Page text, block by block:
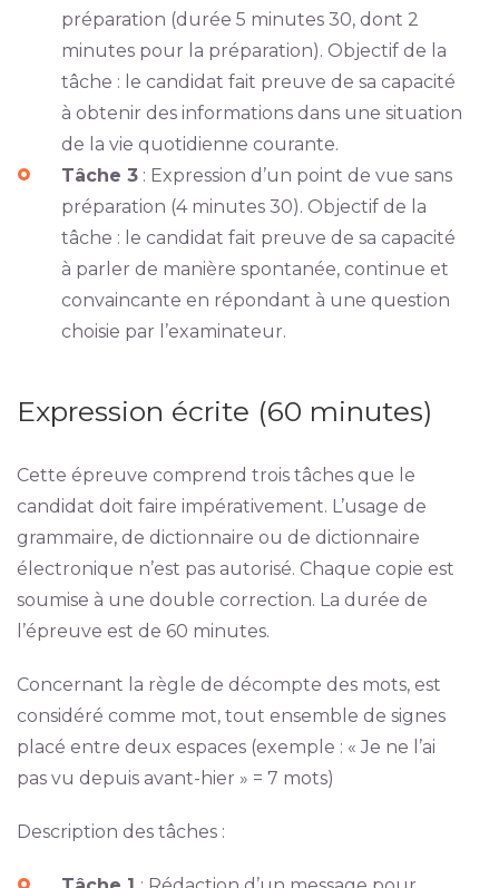
préparation (durée 5 minutes 30, dont 2
minutes pour la préparation). Objectif de la
tâche : le candidat fait preuve de sa capacité
à obtenir des informations dans une situation
de la vie quotidienne courante.
Tâche 3: Expression d’un point de vue sans
préparation (4 minutes 30). Objectif de la
tâche : le candidat fait preuve de sa capacité
à parler de manière spontanée, continue et
convaincante en répondant à une question
choisie par l’examinateur.
Expression écrite (60 minutes)
Cette épreuve comprend trois tâches que le
candidat doit faire impérativement. L’usage de
grammaire, de dictionnaire ou de dictionnaire
électronique n’est pas autorisé. Chaque copie est
soumise à une double correction. La durée de
l’épreuve est de 60 minutes.
Concernant la règle de décompte des mots, est
considéré comme mot, tout ensemble de signes
placé entre deux espaces (exemple : « Je ne l’ai
pas vu depuis avant-hier » = 7 mots)
Description des tâches :